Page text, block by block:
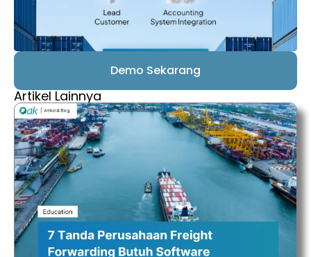
Demo Sekarang
Artikel Lainnya